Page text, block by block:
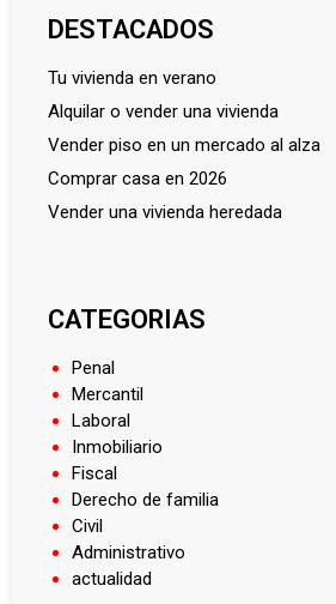
DESTACADOS
tu vivienda en verano
alquilar o vender una vivienda
vender piso en un mercado al alza
comprar casa en 2026
vender una vivienda heredada
CATEGORIAS
Penal
Mercantil
Laboral
Inmobiliario
Fiscal
Derecho de familia
Civil
Administrativo
actualidad